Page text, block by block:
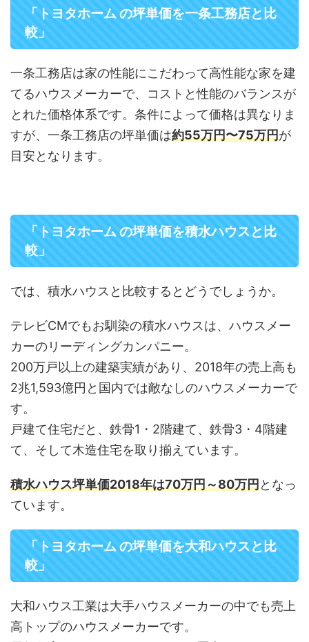
「トヨタホーム の坪単価を一条工務店と比
較」
一条工務店は家の性能にこだわって高性能な家を建
てるハウスメーカーで、コストと性能のバランスが
とれた価格体系です。条件によって価格は異なりま
すが、一条工務店の坪単価は約55万円〜75万円が
目安となります。
「トヨタホーム の坪単価を積水ハウスと比
較」
では、積水ハウスと比較するとどうでしょうか。
テレビCMでもお馴染の積水ハウスは、ハウスメー
カーのリーディングカンパニー。
200万戸以上の建築実績があり、2018年の売上高も
2兆1,593億円と国内では敵なしのハウスメーカーで
す。
戸建て住宅だと、鉄骨1・2階建て、鉄骨3・4階建
て、そして木造住宅を取り揃えています。
積水ハウス坪単価2018年は70万円～80万円となっ
ています。
「トヨタホーム の坪単価を大和ハウスと比
較」
大和ハウス工業は大手ハウスメーカーの中でも売上
高トップのハウスメーカーです。